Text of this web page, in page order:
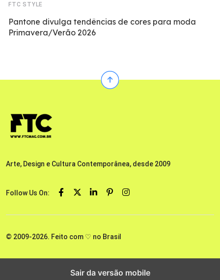
FTC STYLE
Pantone divulga tendências de cores para moda
Primavera/Verão 2026
Arte, Design e Cultura Contemporânea, desde 2009
Follow Us On:
© 2009-2026. Feito com ♡ no Brasil
Sair da versão mobile